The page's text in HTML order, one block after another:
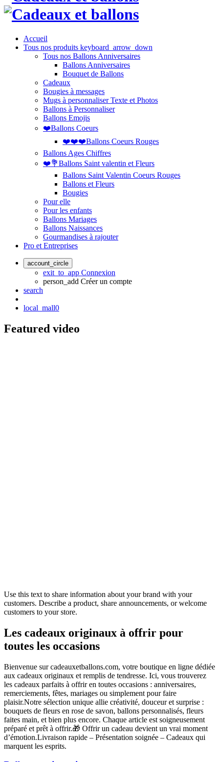
Accueil
Tous nos produits keyboard_arrow_down
Tous nos Ballons Anniversaires
Ballons Anniversaires
Bouquet de Ballons
Cadeaux
Bougies à messages
Mugs à personnaliser Texte et Photos
Ballons à Personnaliser
Ballons Emojis
❤️Ballons Coeurs
❤️❤️❤️Ballons Coeurs Rouges
Ballons Ages Chiffres
❤️💐Ballons Saint valentin et Fleurs
Ballons Saint Valentin Coeurs Rouges
Ballons et Fleurs
Bougies
Pour elle
Pour les enfants
Ballons Mariages
Ballons Naissances
Gourmandises à rajouter
Pro et Entreprises
account_circle
exit_to_app Connexion
person_add Créer un compte
search
local_mall0
Featured video
Use this text to share information about your brand with your
customers. Describe a product, share announcements, or welcome
customers to your store.
Les cadeaux originaux à offrir pour
toutes les occasions
Bienvenue sur cadeauxetballons.com, votre boutique en ligne dédiée
aux cadeaux originaux et remplis de tendresse. Ici, vous trouverez
les cadeaux parfaits à offrir en toutes occasions : anniversaires,
remerciements, fêtes, mariages ou simplement pour faire
plaisir.Notre sélection unique allie créativité, douceur et surprise :
bouquets de fleurs en rose de savon, ballons personnalisés, fleurs
faites main, et bien plus encore. Chaque article est soigneusement
préparé et prêt à offrir.🎁 Offrir un cadeau devient un vrai moment
d’émotion.Livraison rapide – Présentation soignée – Cadeaux qui
marquent les esprits.